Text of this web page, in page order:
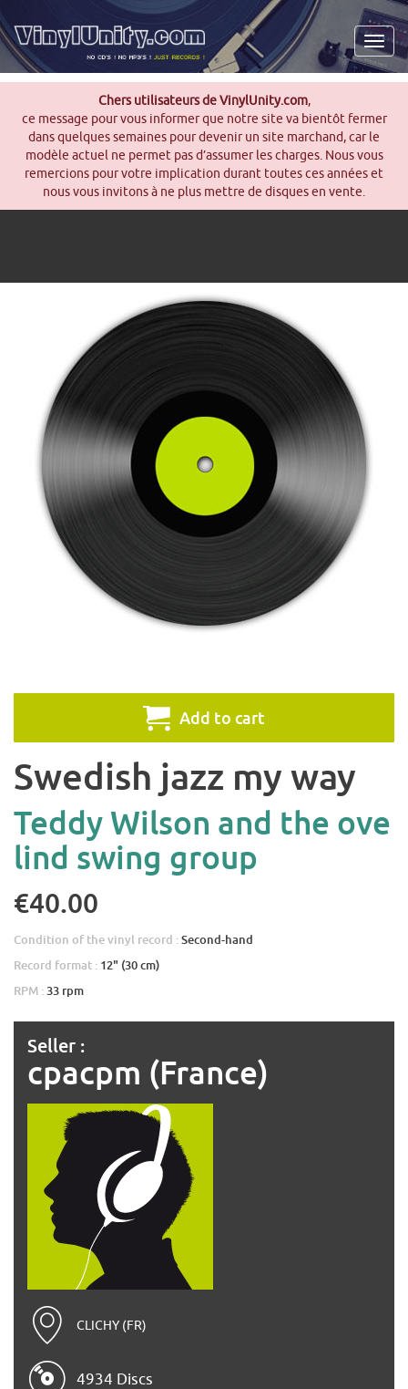
Chers utilisateurs de VinylUnity.com,
ce message pour vous informer que notre site va bientôt fermer
dans quelques semaines pour devenir un site marchand, car le
modèle actuel ne permet pas d’assumer les charges. Nous vous
remercions pour votre implication durant toutes ces années et
nous vous invitons à ne plus mettre de disques en vente.
Add to cart
Swedish jazz my way
Teddy Wilson and the ove
lind swing group
€40.00
Condition of the vinyl record :Second-hand
Record format : 12" (30 cm)
RPM : 33 rpm
Seller :
cpacpm (France)
CLICHY (FR)
4934 Discs